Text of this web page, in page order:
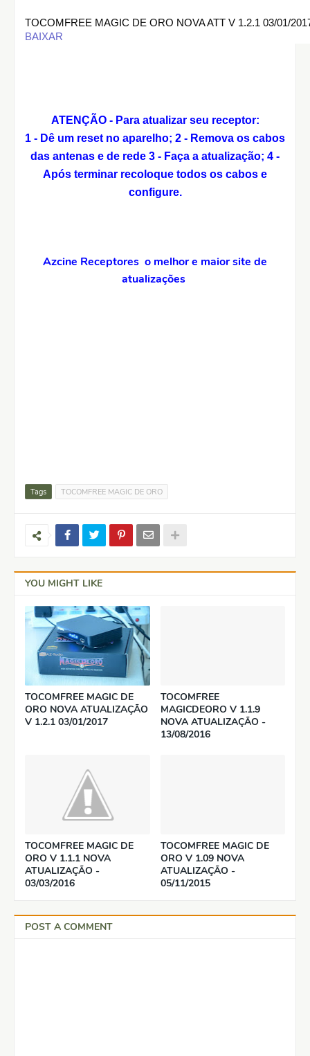
TOCOMFREE MAGIC DE ORO NOVA ATT V 1.2.1 03/01/
BAIXAR
ATENÇÃO - Para atualizar seu receptor:
1 - Dê um reset no aparelho; 2 - Remova os cabos
das antenas e de rede 3 - Faça a atualização; 4 -
Após terminar recoloque todos os cabos e
configure.
Azcine Receptores o melhor e maior site de
atualizações
Tags TOCOMFREE MAGIC DE ORO
YOU MIGHT LIKE
TOCOMFREE MAGIC DE
ORO NOVA ATUALIZAÇÃO
V 1.2.1 03/01/2017
TOCOMFREE
MAGICDEORO V 1.1.9
NOVA ATUALIZAÇÃO -
13/08/2016
TOCOMFREE MAGIC DE
ORO V 1.1.1 NOVA
ATUALIZAÇÃO -
03/03/2016
TOCOMFREE MAGIC DE
ORO V 1.09 NOVA
ATUALIZAÇÃO -
05/11/2015
POST A COMMENT